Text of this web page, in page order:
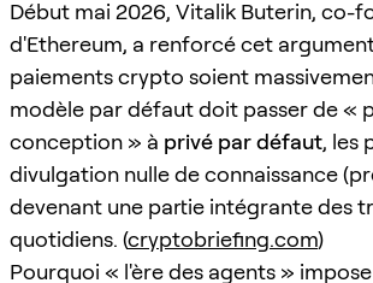
Début mai 2026, Vitalik Buterin, co-
d'Ethereum, a renforcé cet
paiements crypto soient
modèle par défaut doit passer de «
conception » à privé par défaut, les
divulgation nulle de connaissance
devenant une partie intégrante des
quotidiens. (cryptobriefing.com)
Pourquoi « l'ère des agents »